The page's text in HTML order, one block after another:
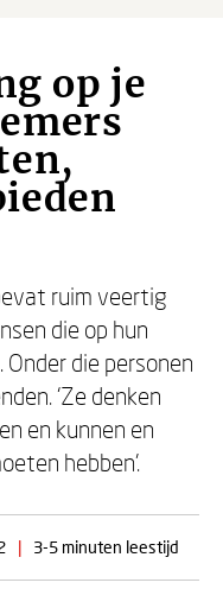
op je
ruim veertig
die op hun
die personen
‘Ze denken
en kunnen en
hebben’.
| 3-5 minuten leestijd